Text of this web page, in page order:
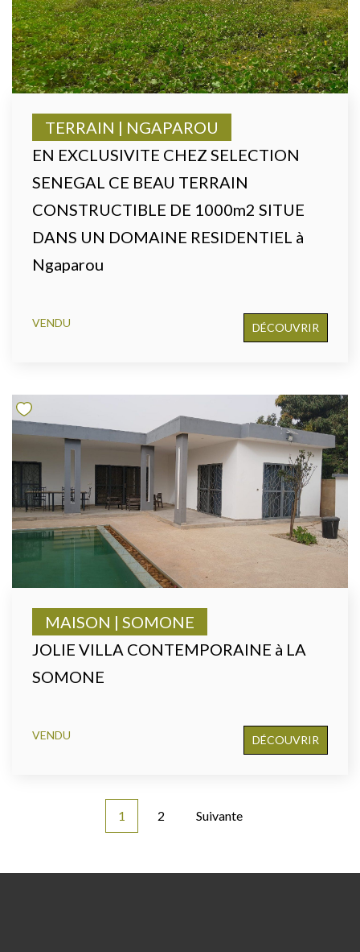
EN EXCLUSIVITE CHEZ SELECTION
SENEGAL CE BEAU TERRAIN
CONSTRUCTIBLE DE 1000m2 SITUE
DANS UN DOMAINE RESIDENTIEL à
Ngaparou
TERRAIN | NGAPAROU
VENDU DÉCOUVRIR
JOLIE VILLA CONTEMPORAINE à LA
SOMONE
MAISON | SOMONE
VENDU DÉCOUVRIR
1 2 Suivante